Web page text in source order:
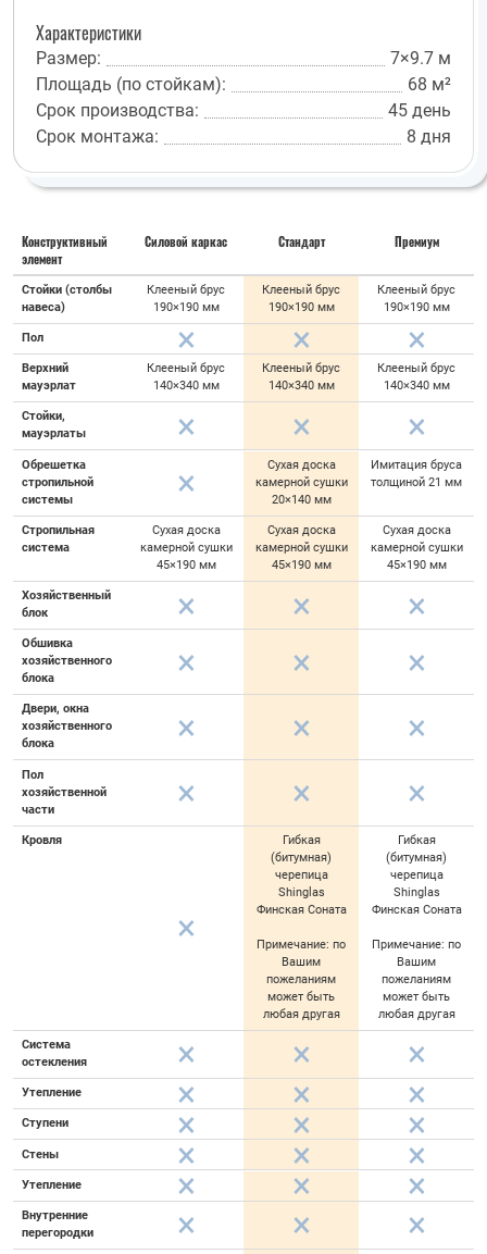
Характеристики
Размер:
7×9.7 м
Площадь (по стойкам):
68 м²
Срок производства:
45 день
Срок монтажа:
8 дня
Конструктивный
элемент
Силовой каркас Стандарт Премиум
Стойки (столбы
навеса)
Клееный брус
190×190 мм
Клееный брус
190×190 мм
Клееный брус
190×190 мм
Пол
Верхний
мауэрлат
Клееный брус
140×340 мм
Клееный брус
140×340 мм
Клееный брус
140×340 мм
Стойки,
мауэрлаты
Обрешетка
стропильной
системы
Сухая доска
камерной сушки
20×140 мм
Имитация бруса
толщиной 21 мм
Стропильная
система
Сухая доска
камерной сушки
45×190 мм
Сухая доска
камерной сушки
45×190 мм
Сухая доска
камерной сушки
45×190 мм
Хозяйственный
блок
Обшивка
хозяйственного
блока
Двери, окна
хозяйственного
блока
Пол
хозяйственной
части
Кровля
Гибкая
(битумная)
черепица
Shinglas
Финская Соната
Примечание: по
Вашим
пожеланиям
может быть
любая другая
Гибкая
(битумная)
черепица
Shinglas
Финская Соната
Примечание: по
Вашим
пожеланиям
может быть
любая другая
Система
остекления
Утепление
Ступени
Стены
Утепление
Внутренние
перегородки